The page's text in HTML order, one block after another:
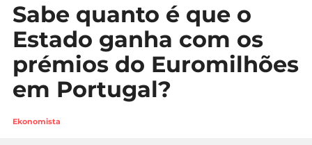
Carreira
Casa
Lifestyle
Sociedade
Sabe quanto é que o
Estado ganha com os
prémios do Euromilhões
em Portugal?
Ekonomista